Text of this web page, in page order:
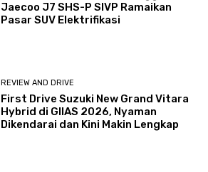
Jaecoo J7 SHS-P SIVP Ramaikan
Pasar SUV Elektrifikasi
REVIEW AND DRIVE
First Drive Suzuki New Grand Vitara
Hybrid di GIIAS 2026, Nyaman
Dikendarai dan Kini Makin Lengkap